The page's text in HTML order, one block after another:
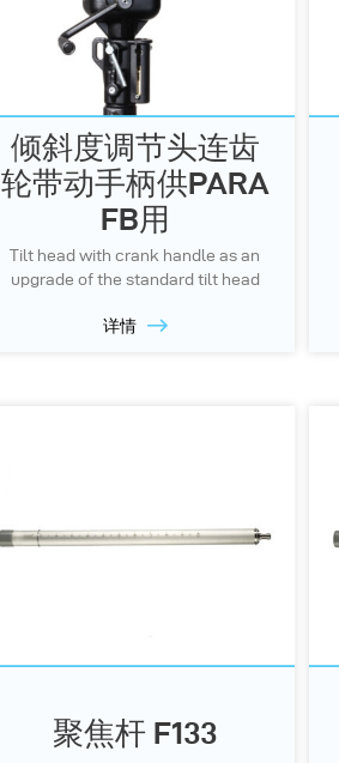
倾斜度调节头连齿
轮带动手柄供PARA
FB用
Tilt head with crank handle as an
upgrade of the standard tilt head
详情
聚焦杆 F133